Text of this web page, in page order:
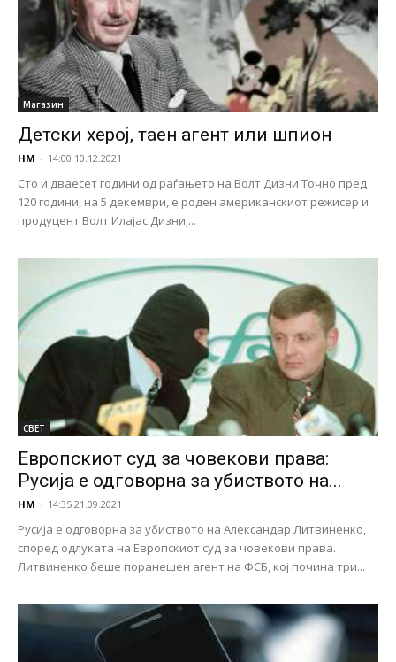
Магазин
Детски херој, таен агент или шпион
НМ - 14:00 10.12.2021
Сто и дваесет години од раѓањето на Волт Дизни Точно пред
120 години, на 5 декември, е роден американскиот режисер и
продуцент Волт Илајас Дизни,...
СВЕТ
Европскиот суд за човекови права:
Русија е одговорна за убиството на...
НМ - 14:35 21.09.2021
Русија е одговорна за убиството на Александар Литвиненко,
според одлуката на Европскиот суд за човекови права.
Литвиненко беше поранешен агент на ФСБ, кој почина три...